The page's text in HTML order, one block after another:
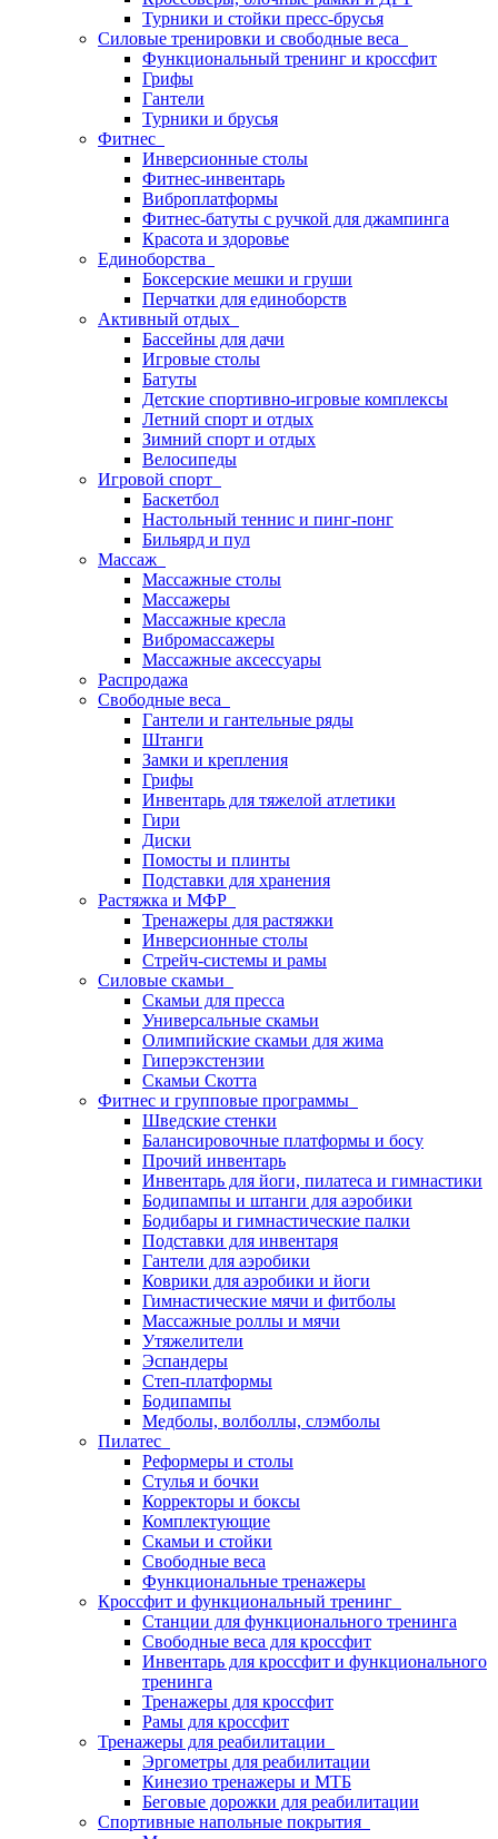
Турники и стойки пресс-брусья
Силовые тренировки и свободные веса
Функциональный тренинг и кроссфит
Грифы
Гантели
Турники и брусья
Фитнес
Инверсионные столы
Фитнес-инвентарь
Виброплатформы
Фитнес-батуты с ручкой для джампинга
Красота и здоровье
Единоборства
Боксерские мешки и груши
Перчатки для единоборств
Активный отдых
Бассейны для дачи
Игровые столы
Батуты
Детские спортивно-игровые комплексы
Летний спорт и отдых
Зимний спорт и отдых
Велосипеды
Игровой спорт
Баскетбол
Настольный теннис и пинг-понг
Бильярд и пул
Массаж
Массажные столы
Массажеры
Массажные кресла
Вибромассажеры
Массажные аксессуары
Распродажа
Свободные веса
Гантели и гантельные ряды
Штанги
Замки и крепления
Грифы
Инвентарь для тяжелой атлетики
Гири
Диски
Помосты и плинты
Подставки для хранения
Растяжка и МФР
Тренажеры для растяжки
Инверсионные столы
Стрейч-системы и рамы
Силовые скамьи
Скамьи для пресса
Универсальные скамьи
Олимпийские скамьи для жима
Гиперэкстензии
Скамьи Скотта
Фитнес и групповые программы
Шведские стенки
Балансировочные платформы и босу
Прочий инвентарь
Инвентарь для йоги, пилатеса и гимнастики
Бодипампы и штанги для аэробики
Бодибары и гимнастические палки
Подставки для инвентаря
Гантели для аэробики
Коврики для аэробики и йоги
Гимнастические мячи и фитболы
Массажные роллы и мячи
Утяжелители
Эспандеры
Степ-платформы
Бодипампы
Медболы, волболлы, слэмболы
Пилатес
Реформеры и столы
Стулья и бочки
Корректоры и боксы
Комплектующие
Скамьи и стойки
Свободные веса
Функциональные тренажеры
Кроссфит и функциональный тренинг
Станции для функционального тренинга
Свободные веса для кроссфит
Инвентарь для кроссфит и функционального
тренинга
Тренажеры для кроссфит
Рамы для кроссфит
Тренажеры для реабилитации
Эргометры для реабилитации
Кинезио тренажеры и МТБ
Беговые дорожки для реабилитации
Спортивные напольные покрытия